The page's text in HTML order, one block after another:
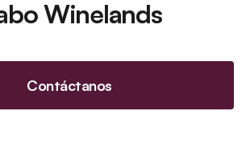
Winelands
Contáctanos